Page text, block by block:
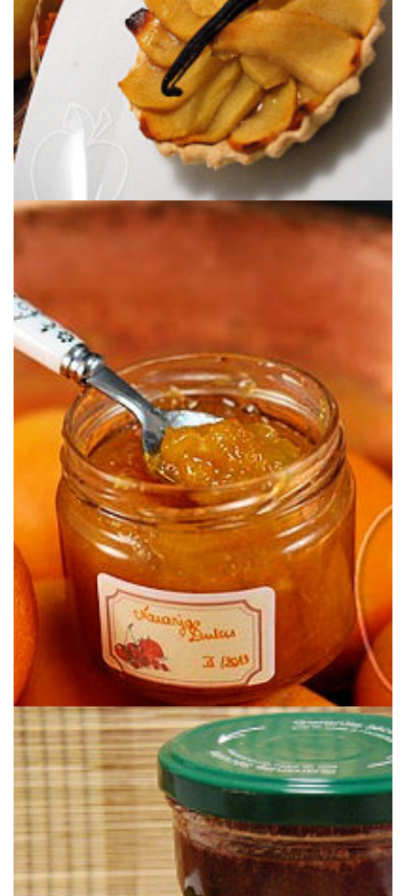
CONFITURE D’ORANGES DOUCES
Une confiture d’oranges douces, sans la pointe d’amertume des
oranges amères.